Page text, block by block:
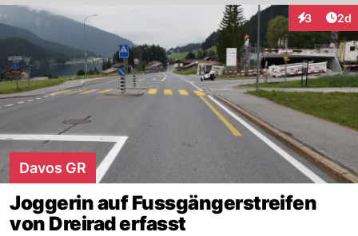
3 2d
Davos GR
Joggerin auf Fussgängerstreifen
von Dreirad erfasst